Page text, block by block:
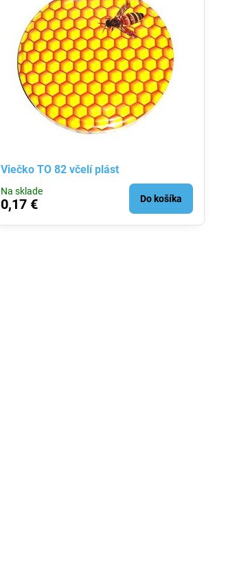
Viečko TO 82 včelí plást
Na sklade
0,17 € Do košíka